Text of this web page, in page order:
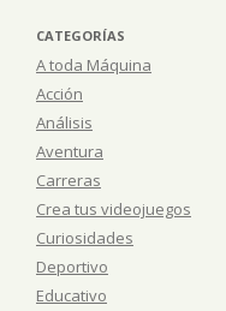
CATEGORÍAS
A toda Máquina
Acción
Análisis
Aventura
Carreras
Crea tus videojuegos
Curiosidades
Deportivo
Educativo